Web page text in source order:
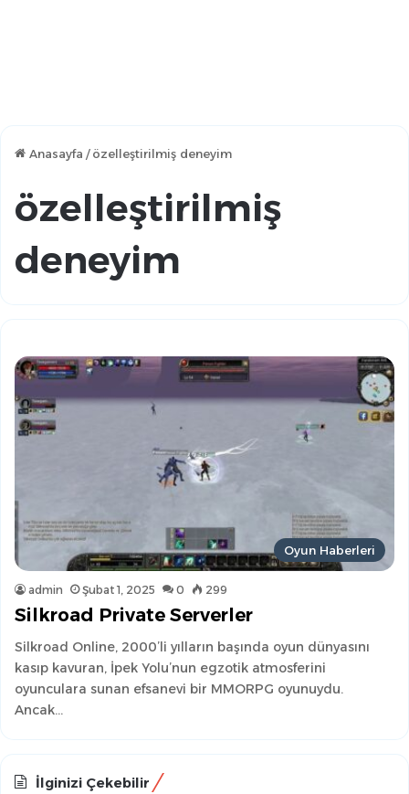
Anasayfa / özelleştirilmiş deneyim
özelleştirilmiş
deneyim
Oyun Haberleri
admin Şubat 1, 2025 0 299
Silkroad Private Serverler
Silkroad Online, 2000’li yılların başında oyun dünyasını
kasıp kavuran, İpek Yolu’nun egzotik atmosferini
oyunculara sunan efsanevi bir MMORPG oyunuydu.
Ancak…
İlginizi Çekebilir